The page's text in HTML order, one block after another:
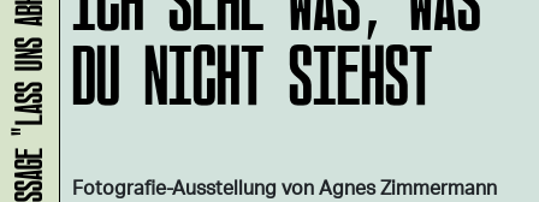
DU NICHT SIEHST
Fotografie-Ausstellung von Agnes Zimmermann